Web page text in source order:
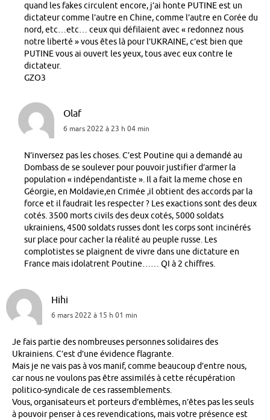
quand les fakes circulent encore, j’ai honte PUTINE est un
dictateur comme l’autre en Chine, comme l’autre en Corée du
nord, etc…etc… ceux qui défilaient avec « redonnez nous
notre liberté » vous êtes là pour l’UKRAINE, c’est bien que
PUTINE vous ai ouvert les yeux, tous avec eux contre le
dictateur.
GZO3
Olaf
6 mars 2022 à 23 h 04 min
N’inversez pas les choses. C’est Poutine qui a demandé au
Dombass de se soulever pour pouvoir justifier d’armer la
population « indépendantiste ». Il a fait la meme chose en
Géorgie, en Moldavie,en Crimée ,il obtient des accords par la
force et il faudrait les respecter ? Les exactions sont des deux
cotés. 3500 morts civils des deux cotés, 5000 soldats
ukrainiens, 4500 soldats russes dont les corps sont incinérés
sur place pour cacher la réalité au peuple russe. Les
complotistes se plaignent de vivre dans une dictature en
France mais idolatrent Poutine…… QI à 2 chiffres.
Hihi
6 mars 2022 à 15 h 01 min
Je fais partie des nombreuses personnes solidaires des
Ukrainiens. C’est d’une évidence flagrante.
Mais je ne vais pas à vos manif, comme beaucoup d’entre nous,
car nous ne voulons pas être assimilés à cette récupération
politico-syndicale de ces rassemblements.
Vous, organisateurs et porteurs d’emblèmes, n’êtes pas les seuls
à pouvoir penser à ces revendications, mais votre présence est